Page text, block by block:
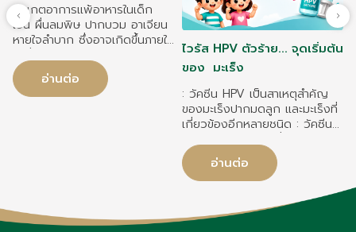
สังเกตอาการแพ้อาหารในเด็ก
เช่น ผื่นลมพิษ ปากบวม อาเจียน
หายใจลำบาก ซึ่งอาจเกิดขึ้นภายใน
เด็กแพ้อาหารอย่างถูกต้อง อ่าน
ฉลากอาหาร หลีกเลี่ยงอาหารที่
แพ้ และป้องกันการปนเปื้อน
ส่งโรงพยาบาลทันที เด็กบางราย
อ่านต่อ
ไวรัส HPV ตัวร้าย... จุดเริ่มต้น
ของ มะเร็ง
: วัคซีน HPV เป็นสาเหตุสำคัญ
ของมะเร็งปากมดลูก และมะเร็งที่
เกี่ยวข้องอีกหลายชนิด : วัคซีน
HPV ช่วยลดความเสี่ยงมะเร็ง
ปากมดลูกได้สูงสุดถึง 70–90%
ขึ้นอยู่กับชนิดของวัคซีน : วัคซีน
HPV ทั้งเด็กหญิงและเด็กชาย
ควรได้รับวัคซีนเพื่อป้องกันโรค
และการแพร่เชื้อ
อ่านต่อ